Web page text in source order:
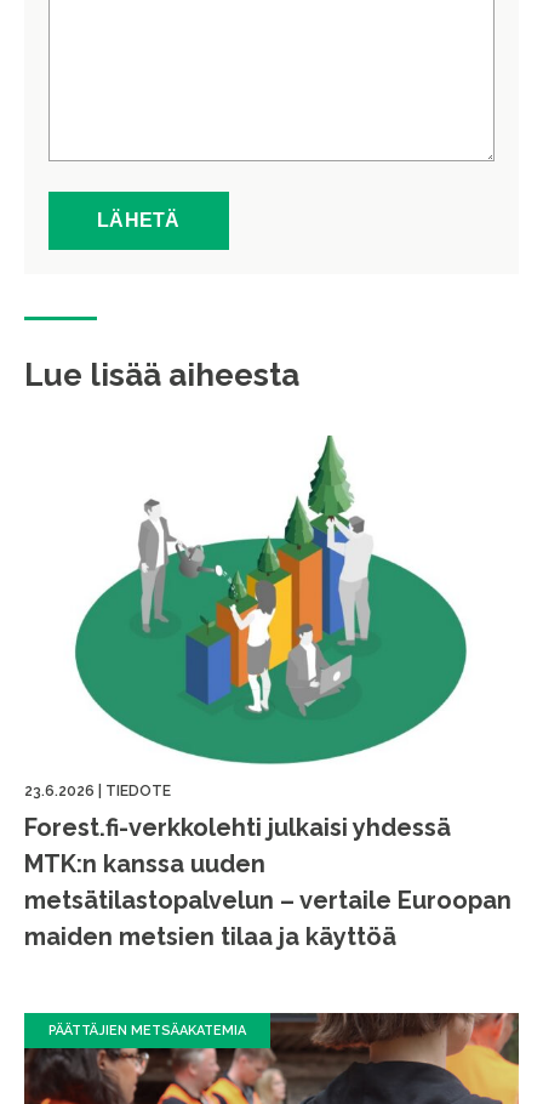
Lue lisää aiheesta
23.6.2026 TIEDOTE
Forest.fi-verkkolehti julkaisi yhdessä
MTK:n kanssa uuden
metsätilastopalvelun – vertaile Euroopan
maiden metsien tilaa ja käyttöä
PÄÄTTÄJIEN METSÄAKATEMIA